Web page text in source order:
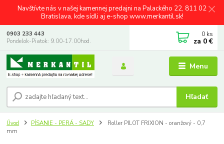
Navštívte nás v našej kamennej predajni na Palackého 22, 811 02
Bratislava, kde sídli aj e-shop www.merkantil.sk!
Menu
Hľadať
0903 233 443
Pondelok-Piatok: 9.00-17.00hod.
0 ks
za 0 €
Úvod PÍSANIE - PERÁ - SADY
Roller PILOT FRIXION - oranžový - 0,7
mm